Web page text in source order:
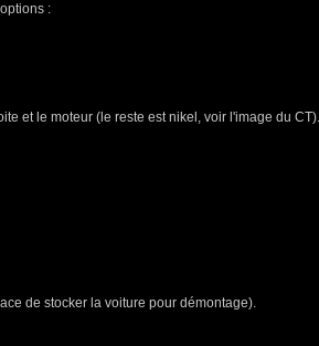
:
et le moteur (le reste est nikel, voir l'image du
de stocker la voiture pour démontage).